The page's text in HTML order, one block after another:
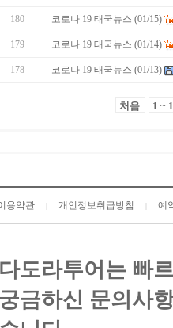
180 코로나 19 태국뉴스 (01/15)
179 코로나 19 태국뉴스 (01/14)
178 코로나 19 태국뉴스 (01/13)
처음 1 ~
용약관 개인정보취급방침 예
다도라투어는 빠
궁금하신 문의사